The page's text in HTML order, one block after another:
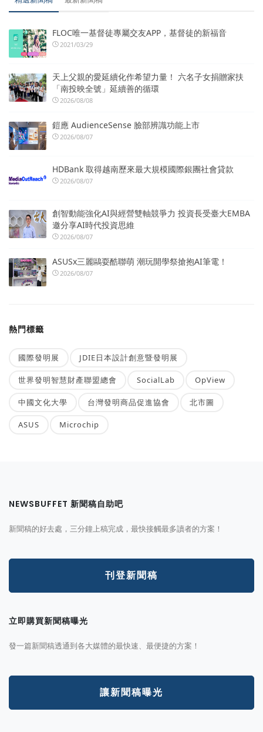
FLOC唯一基督徒專屬交友APP，基督徒的新福音
2021/03/29
天上父親的愛延續化作希望力量！ 六名子女捐贈家扶
「南投映全號」延續善的循環
2026/08/08
鎧應 AudienceSense 臉部辨識功能上市
2026/08/07
HDBank 取得越南歷來最大規模國際銀團社會貸款
2026/08/07
創智動能強化AI與經營雙軸競爭力 投資長受臺大EMBA
邀分享AI時代投資思維
2026/08/07
ASUSx三麗鷗耍酷聯萌 潮玩開學祭搶抱AI筆電！
2026/08/07
熱門標籤
國際發明展 JDIE日本設計創意暨發明展
世界發明智慧財產聯盟總會 SocialLab OpView
中國文化大學 台灣發明商品促進協會 北市圖
ASUS Microchip
NEWSBUFFET 新聞稿自助吧
新聞稿的好去處，三分鐘上稿完成，最快接觸最多讀者的方案！
刊登新聞稿
立即購買新聞稿曝光
發一篇新聞稿透通到各大媒體的最快速、最便捷的方案！
讓新聞稿曝光